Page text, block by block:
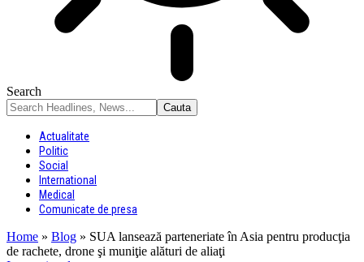
Search
Actualitate
Politic
Social
International
Medical
Comunicate de presa
Home » Blog » SUA lansează parteneriate în Asia pentru producţia
de rachete, drone şi muniţie alături de aliaţi